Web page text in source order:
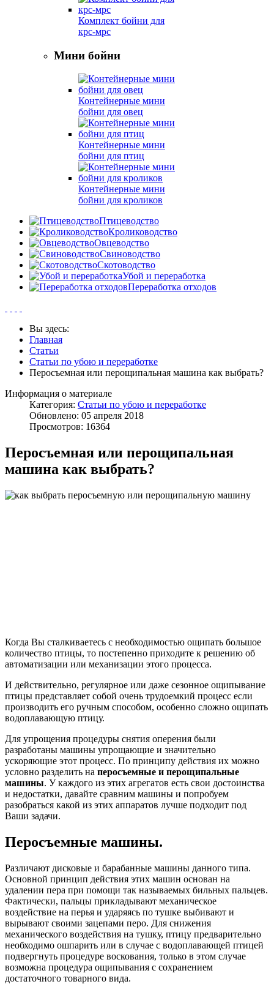
Комплект бойни для
крс-мрс
Мини бойни
Контейнерные мини
бойни для овец
Контейнерные мини
бойни для птиц
Контейнерные мини
бойни для кроликов
Птицеводство
Кролиководство
Овцеводство
Свиноводство
Скотоводство
Убой и переработка
Переработка отходов
Вы здесь:
Главная
Статьи
Статьи по убою и переработке
Перосъемная или перощипальная машина как выбрать?
Информация о материале
Категория: Статьи по убою и переработке
Обновлено: 05 апреля 2018
Просмотров: 16364
Перосъемная или перощипальная
машина как выбрать?
Когда Вы сталкиваетесь с необходимостью ощипать большое
количество птицы, то постепенно приходите к решению об
автоматизации или механизации этого процесса.
И действительно, регулярное или даже сезонное ощипывание
птицы представляет собой очень трудоемкий процесс если
производить его ручным способом, особенно сложно ощипать
водоплавающую птицу.
Для упрощения процедуры снятия оперения были
разработаны машины упрощающие и значительно
ускоряющие этот процесс. По принципу действия их можно
условно разделить на перосъемные и перощипальные
машины. У каждого из этих агрегатов есть свои достоинства
и недостатки, давайте сравним машины и попробуем
разобраться какой из этих аппаратов лучше подходит под
Ваши задачи.
Перосъемные машины.
Различают дисковые и барабанные машины данного типа.
Основной принцип действия этих машин основан на
удалении пера при помощи так называемых бильных пальцев.
Фактически, пальцы прикладывают механическое
воздействие на перья и ударяясь по тушке выбивают и
вырывают своими зацепами перо. Для снижения
механического воздействия на тушку, птицу предварительно
необходимо ошпарить или в случае с водоплавающей птицей
подвергнуть процедуре воскования, только в этом случае
возможна процедура ощипывания с сохранением
достаточного товарного вида.